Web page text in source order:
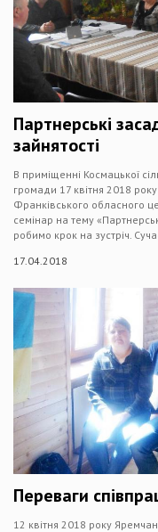
Партнерські
зайнятості
В приміщенні Космацької
громади 17 квітня 2018
Франківського обласного
семінар на тему
робимо крок на зустріч.
17.04.2018
Переваги
12 квітня 2018 року